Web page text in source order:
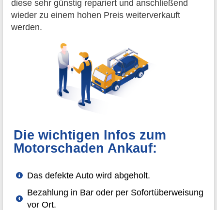
diese sehr günstig repariert und anschließend
wieder zu einem hohen Preis weiterverkauft
werden.
Die wichtigen Infos zum
Motorschaden Ankauf:
Das defekte Auto wird abgeholt.
Bezahlung in Bar oder per Sofortüberweisung
vor Ort.